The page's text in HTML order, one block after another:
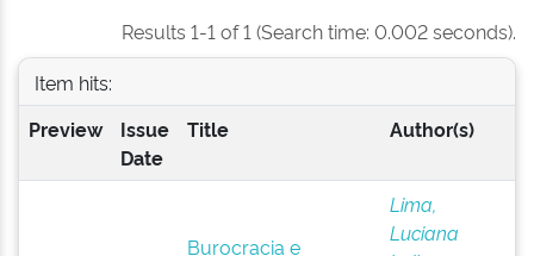
Results 1-1 of 1 (Search time: 0.002 seconds).
Item hits:
Preview
Issue
Date
Title Author(s)
Burocracia e
Lima,
Luciana